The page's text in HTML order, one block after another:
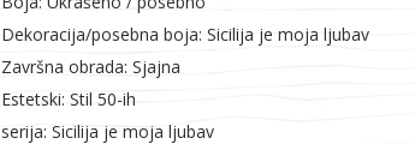
Dekoracija/posebna boja: Sicilija je moja ljubav
Završna obrada: Sjajna
Estetski: Stil 50-ih
serija: Sicilija je moja ljubav